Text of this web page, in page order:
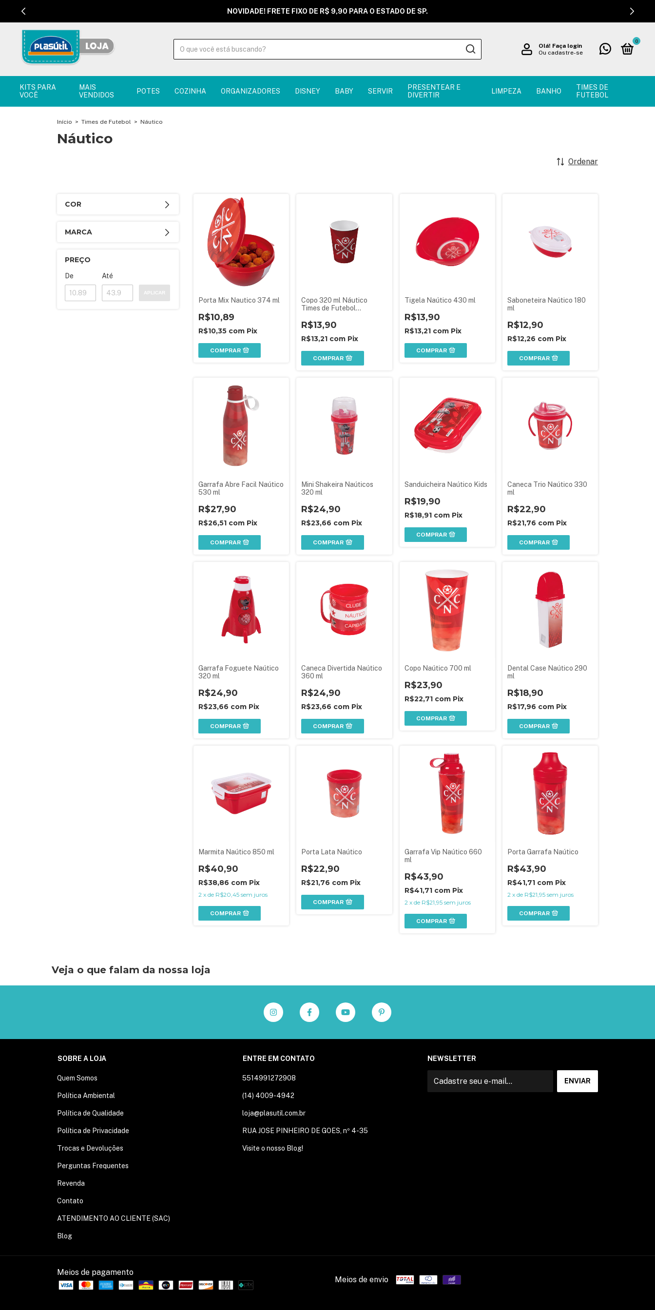
NOVIDADE! FRETE FIXO DE R$ 9,90 PARA O ESTADO DE SP.
Olá! Faça login
Ou cadastre-se
0
KITS PARA
VOCÊ
MAIS
VENDIDOS
POTES COZINHA ORGANIZADORES DISNEY BABY SERVIR
PRESENTEAR E
DIVERTIR
LIMPEZA BANHO
TIMES DE
FUTEBOL
Início > Times de Futebol > Náutico
Náutico
Ordenar
COR
MARCA
PREÇO
De Até
APLICAR
Porta Mix Nautico 374 ml
R$10,89
R$10,35 com Pix
COMPRAR
Copo 320 ml Náutico
Times de Futebol
Festa Infantil
R$13,90
R$13,21 com Pix
COMPRAR
Tigela Naútico 430 ml
R$13,90
R$13,21 com Pix
COMPRAR
Saboneteira Naútico 180
ml
R$12,90
R$12,26 com Pix
COMPRAR
Garrafa Abre Facil Naútico
530 ml
R$27,90
R$26,51 com Pix
COMPRAR
Mini Shakeira Naúticos
320 ml
R$24,90
R$23,66 com Pix
COMPRAR
Sanduicheira Naútico Kids
R$19,90
R$18,91 com Pix
COMPRAR
Caneca Trio Naútico 330
ml
R$22,90
R$21,76 com Pix
COMPRAR
Garrafa Foguete Naútico
320 ml
R$24,90
R$23,66 com Pix
COMPRAR
Caneca Divertida Naútico
360 ml
R$24,90
R$23,66 com Pix
COMPRAR
Copo Naútico 700 ml
R$23,90
R$22,71 com Pix
COMPRAR
Dental Case Naútico 290
ml
R$18,90
R$17,96 com Pix
COMPRAR
Marmita Naútico 850 ml
R$40,90
R$38,86 com Pix
2 x de R$20,45 sem juros
COMPRAR
Porta Lata Naútico
R$22,90
R$21,76 com Pix
COMPRAR
Garrafa Vip Naútico 660
ml
R$43,90
R$41,71 com Pix
2 x de R$21,95 sem juros
COMPRAR
Porta Garrafa Naútico
R$43,90
R$41,71 com Pix
2 x de R$21,95 sem juros
COMPRAR
Veja o que falam da nossa loja
SOBRE A LOJA
Quem Somos
Política Ambiental
Política de Qualidade
Política de Privacidade
Trocas e Devoluções
Perguntas Frequentes
Revenda
Contato
ATENDIMENTO AO CLIENTE (SAC)
Blog
ENTRE EM CONTATO
5514991272908
(14) 4009-4942
loja@plasutil.com.br
RUA JOSE PINHEIRO DE GOES, nº 4-35
Visite o nosso Blog!
NEWSLETTER
Meios de pagamento
Meios de envio